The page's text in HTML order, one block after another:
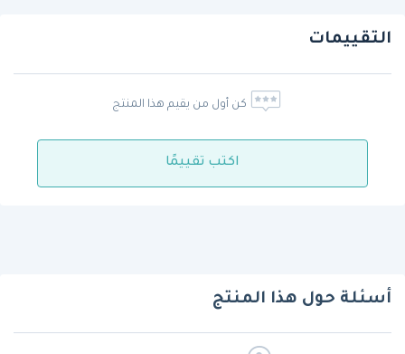
التقييمات
كن أول من يقيم هذا المنتج
اكتب تقييمًا
أسئلة حول هذا المنتج